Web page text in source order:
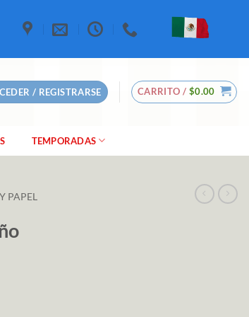
/ REGISTRARSE CARRITO / $0.00
TEMPORADAS
PAPEL